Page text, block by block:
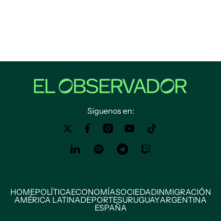
Siguenos en:
HOMEPOLÍTICAECONOMÍASOCIEDADINMIGRACIÓN
AMÉRICA LATINADEPORTESURUGUAYARGENTINA
ESPAÑA